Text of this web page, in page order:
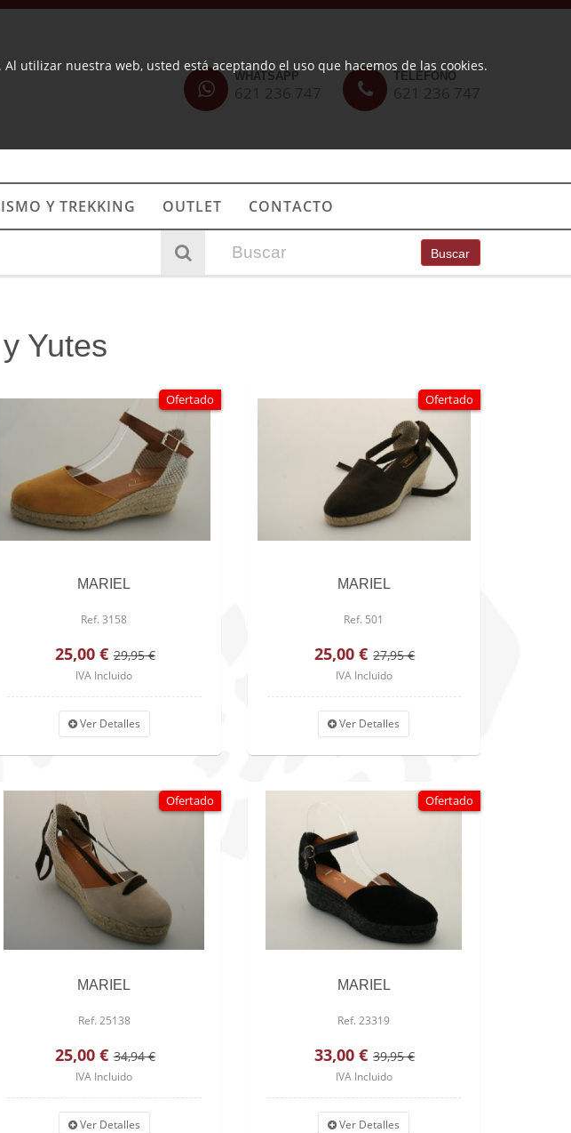
WHATSAPP TELÉFONO
Y TREKKING OUTLET CONTACTO
Buscar
Yutes
Ofertado
MARIEL
Ref. 3158
25,00 € 29,95 €
IVA Incluido
Ver Detalles
Ofertado
MARIEL
Ref. 501
25,00 € 27,95 €
IVA Incluido
Ver Detalles
Ofertado
MARIEL
Ref. 25138
25,00 € 34,94 €
IVA Incluido
Ver Detalles
Ofertado
MARIEL
Ref. 23319
33,00 € 39,95 €
IVA Incluido
Ver Detalles
utilizar nuestra web, usted está aceptando el uso que hacemos de las cookies.